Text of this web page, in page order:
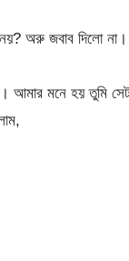
অরু জবাব দিলো না।
আমার মনে হয় তুমি